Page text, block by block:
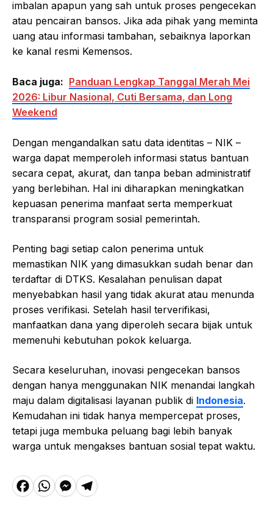
imbalan apapun yang sah untuk proses pengecekan
atau pencairan bansos. Jika ada pihak yang meminta
uang atau informasi tambahan, sebaiknya laporkan
ke kanal resmi Kemensos.
Baca juga: Panduan Lengkap Tanggal Merah Mei
2026: Libur Nasional, Cuti Bersama, dan Long
Weekend
Dengan mengandalkan satu data identitas – NIK –
warga dapat memperoleh informasi status bantuan
secara cepat, akurat, dan tanpa beban administratif
yang berlebihan. Hal ini diharapkan meningkatkan
kepuasan penerima manfaat serta memperkuat
transparansi program sosial pemerintah.
Penting bagi setiap calon penerima untuk
memastikan NIK yang dimasukkan sudah benar dan
terdaftar di DTKS. Kesalahan penulisan dapat
menyebabkan hasil yang tidak akurat atau menunda
proses verifikasi. Setelah hasil terverifikasi,
manfaatkan dana yang diperoleh secara bijak untuk
memenuhi kebutuhan pokok keluarga.
Secara keseluruhan, inovasi pengecekan bansos
dengan hanya menggunakan NIK menandai langkah
maju dalam digitalisasi layanan publik di Indonesia.
Kemudahan ini tidak hanya mempercepat proses,
tetapi juga membuka peluang bagi lebih banyak
warga untuk mengakses bantuan sosial tepat waktu.
F WMT